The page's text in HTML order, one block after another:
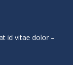
id vitae dolor –